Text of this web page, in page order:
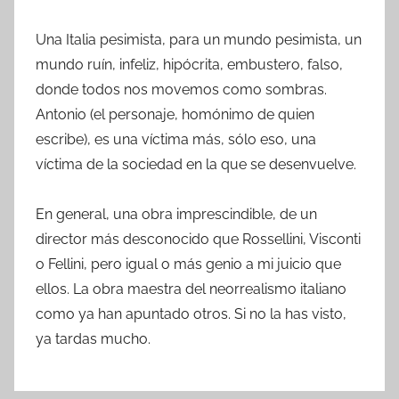
Una Italia pesimista, para un mundo pesimista, un
mundo ruín, infeliz, hipócrita, embustero, falso,
donde todos nos movemos como sombras.
Antonio (el personaje, homónimo de quien
escribe), es una víctima más, sólo eso, una
víctima de la sociedad en la que se desenvuelve.
En general, una obra imprescindible, de un
director más desconocido que Rossellini, Visconti
o Fellini, pero igual o más genio a mi juicio que
ellos. La obra maestra del neorrealismo italiano
como ya han apuntado otros. Si no la has visto,
ya tardas mucho.